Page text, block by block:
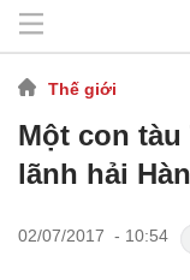
Thế giới
Một con
lãnh hải
02/07/2017 - 10:54